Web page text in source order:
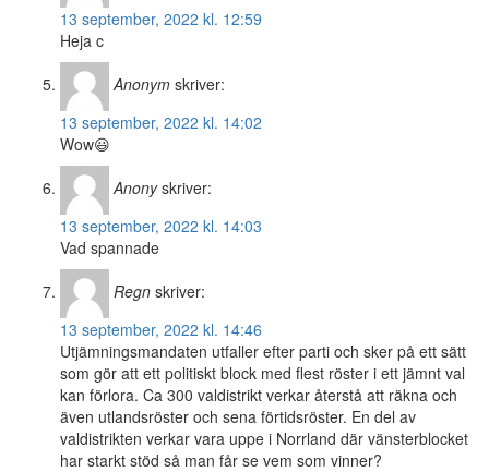
13 september, 2022 kl. 12:59
Heja c
Anonym skriver:
13 september, 2022 kl. 14:02
Wow😃
Anony skriver:
13 september, 2022 kl. 14:03
Vad spannade
Regn skriver:
13 september, 2022 kl. 14:46
Utjämningsmandaten utfaller efter parti och sker på ett sätt
som gör att ett politiskt block med flest röster i ett jämnt val
kan förlora. Ca 300 valdistrikt verkar återstå att räkna och
även utlandsröster och sena förtidsröster. En del av
valdistrikten verkar vara uppe i Norrland där vänsterblocket
har starkt stöd så man får se vem som vinner?